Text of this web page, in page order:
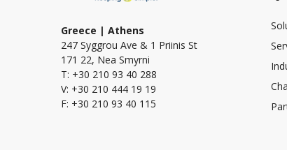
Greece | Athens
247 Syggrou Ave & 1 Priinis St
171 22, Nea Smyrni
T: +30 210 93 40 288
V: +30 210 444 19 19
F: +30 210 93 40 115